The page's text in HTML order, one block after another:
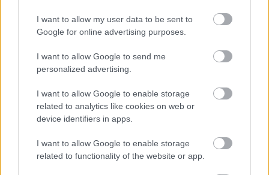
I want to allow my user data to be sent to
Google for online advertising purposes.
I want to allow Google to send me
personalized advertising.
I want to allow Google to enable storage
related to analytics like cookies on web or
device identifiers in apps.
I want to allow Google to enable storage
related to functionality of the website or app.